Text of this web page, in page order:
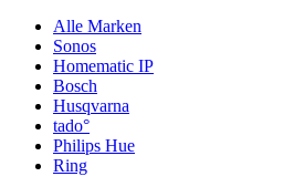
Alle Marken
Sonos
Homematic IP
Bosch
Husqvarna
tado°
Philips Hue
Ring